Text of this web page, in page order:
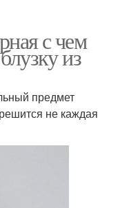
с чем
из
предмет
не каждая